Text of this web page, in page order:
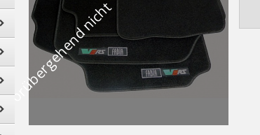
V
o
r
ü
b
e
r
g
e
h
e
n
d
n
i
c
h
t
v
e
r
f
ü
g
b
a